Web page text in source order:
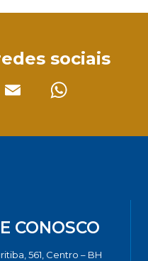
sociais
CONOSCO
561, Centro – BH